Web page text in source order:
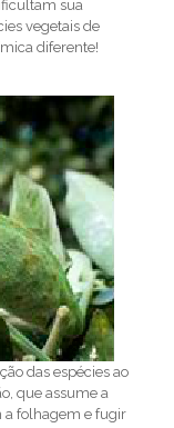
sua
vegetais de
diferente!
das espécies ao
que assume a
a folhagem e fugir